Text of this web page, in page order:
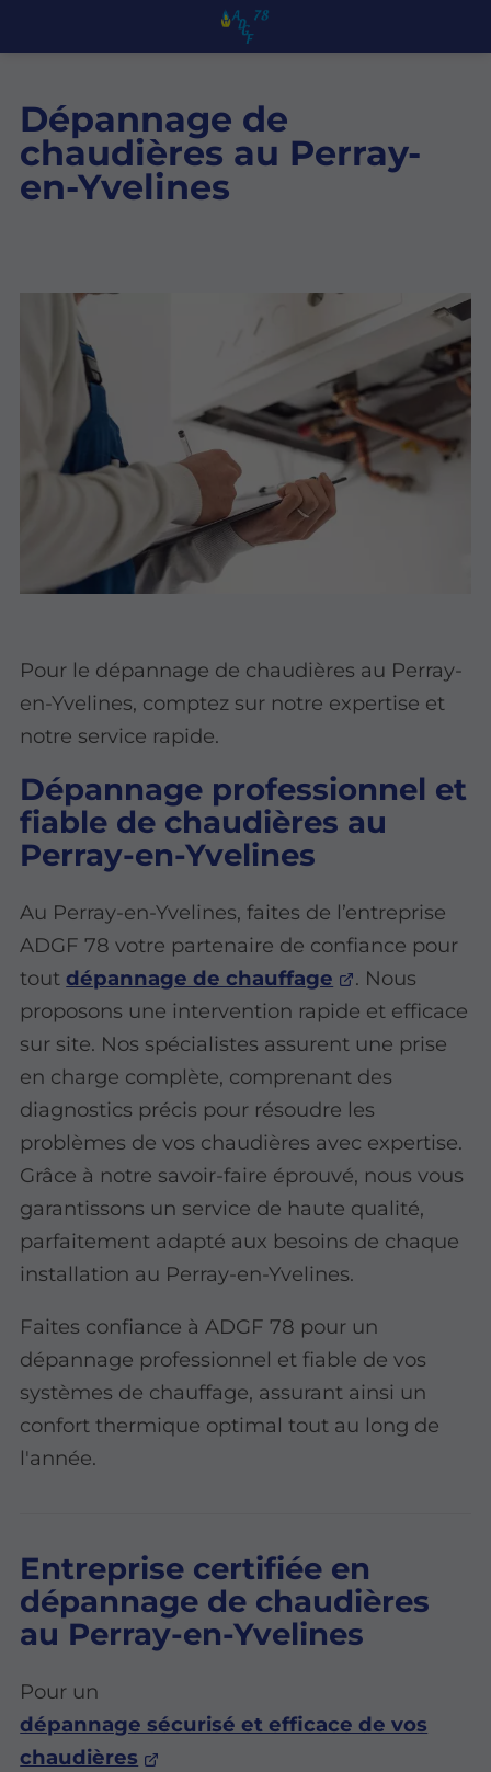
Dépannage de
chaudières au Perray-
en-Yvelines
Pour le dépannage de chaudières au Perray-
en-Yvelines, comptez sur notre expertise et
notre service rapide.
Dépannage professionnel et
fiable de chaudières au
Perray-en-Yvelines
Au Perray-en-Yvelines, faites de l’entreprise
ADGF 78 votre partenaire de confiance pour
toutdépannage de chauffage
. Nous
proposons une intervention rapide et efficace
sur site. Nos spécialistes assurent une prise
en charge complète, comprenant des
diagnostics précis pour résoudre les
problèmes de vos chaudières avec expertise.
Grâce à notre savoir-faire éprouvé, nous vous
garantissons un service de haute qualité,
parfaitement adapté aux besoins de chaque
installation au Perray-en-Yvelines.
Faites confiance à ADGF 78 pour un
dépannage professionnel et fiable de vos
systèmes de chauffage, assurant ainsi un
confort thermique optimal tout au long de
l'année.
Entreprise certifiée en
dépannage de chaudières
au Perray-en-Yvelines
Pour un
dépannage sécurisé et efficace de vos
chaudières